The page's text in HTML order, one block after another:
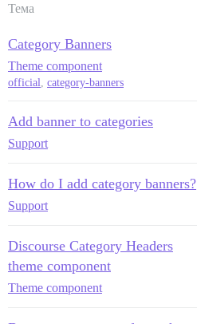
Тема
Category Banners
Theme component
official, category-banners
Add banner to categories
Support
How do I add category banners?
Support
Discourse Category Headers
theme component
Theme component